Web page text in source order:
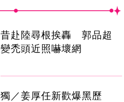
昔赴陸尋根挨轟 郭品超
變禿頭近照嚇壞網
獨／姜厚任新歡爆黑歷